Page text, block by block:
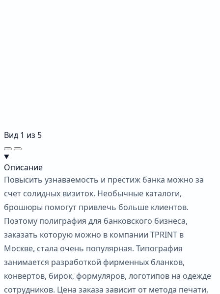
Вид 1 из 5
Описание
Повысить узнаваемость и престиж банка можно за
счет солидных визиток. Необычные каталоги,
брошюры помогут привлечь больше клиентов.
Поэтому полиграфия для банковского бизнеса,
заказать которую можно в компании TPRINT в
Москве, стала очень популярная. Типография
занимается разработкой фирменных бланков,
конвертов, бирок, формуляров, логотипов на одежде
сотрудников. Цена заказа зависит от метода печати,